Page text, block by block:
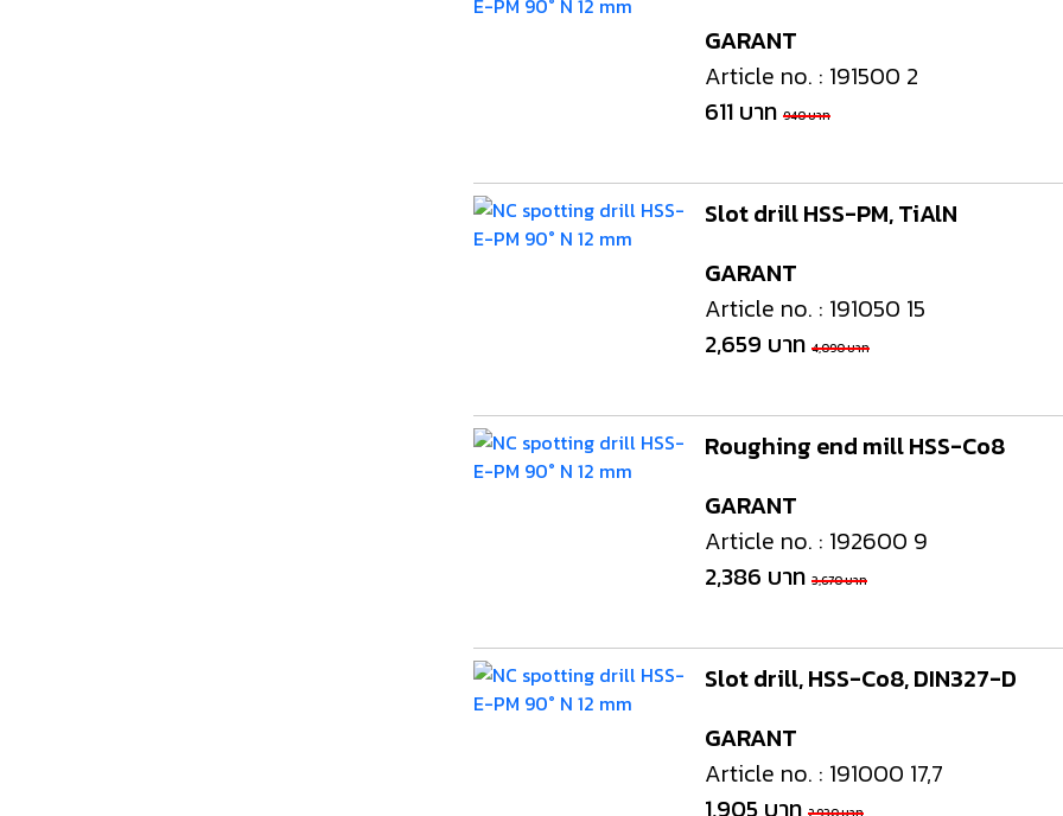
GARANT
Article no. : 191500 2
611 บาท 940 บาท
GARANT
Slot drill HSS-PM, TiAlN
Article no. : 191050 15
2,659 บาท 4,090 บาท
GARANT
Roughing end mill HSS-Co8
Article no. : 192600 9
2,386 บาท 3,670 บาท
GARANT
Slot drill, HSS-Co8, DIN327-D
Article no. : 191000 17,7
1,905 บาท